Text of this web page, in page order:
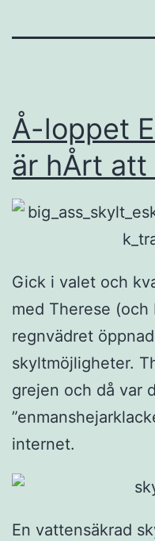
Å-loppet
är hÅrt att
Gick i valet och
med Therese
regnvädret
skyltmöjligheter.
grejen och då var
internet.
En vattensäkrad